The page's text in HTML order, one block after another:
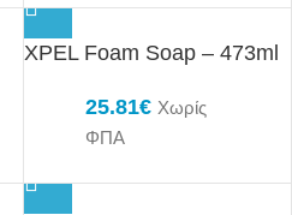
XPEL Foam Soap – 473ml
25.81€ Χωρίς
ΦΠΑ